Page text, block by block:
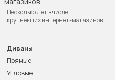
Несколько лет в числе
крупнейших интернет-магазинов
Диваны
Прямые
Угловые